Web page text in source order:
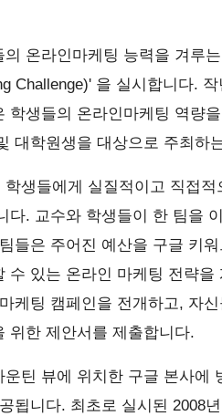
온라인마케팅 능력을 겨루
Challenge)' 을 실시합니다.
학생들의 온라인마케팅 역량
대학원생을 대상으로 주최하
생들에게 실질적이고 직접
다. 교수와 학생들이 한 팀을
들은 주어진 예산을 구글 키
수 있는 온라인 마케팅 전략을
케팅 캠페인을 전개하고, 자
위한 제안서를 제출합니다.
틴 뷰에 위치한 구글 본사에
됩니다. 최초로 실시된 2008